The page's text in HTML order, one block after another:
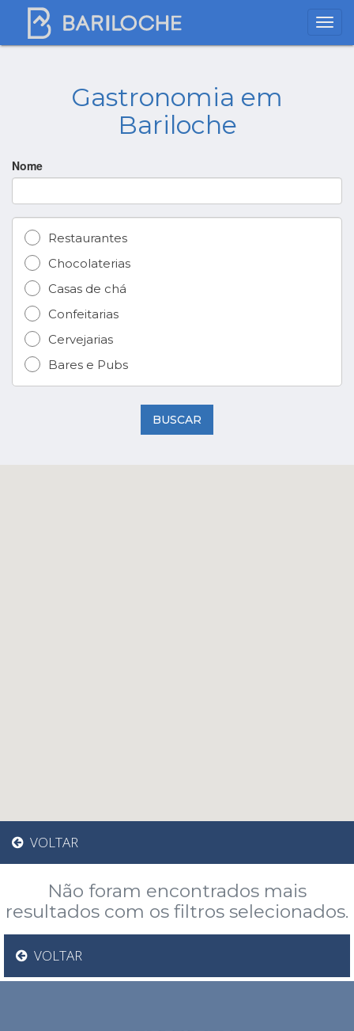
Gastronomia em
Bariloche
Nome
Restaurantes
Chocolaterias
Casas de chá
Confeitarias
Cervejarias
Bares e Pubs
BUSCAR
VOLTAR
Não foram encontrados mais
resultados com os filtros selecionados.
VOLTAR